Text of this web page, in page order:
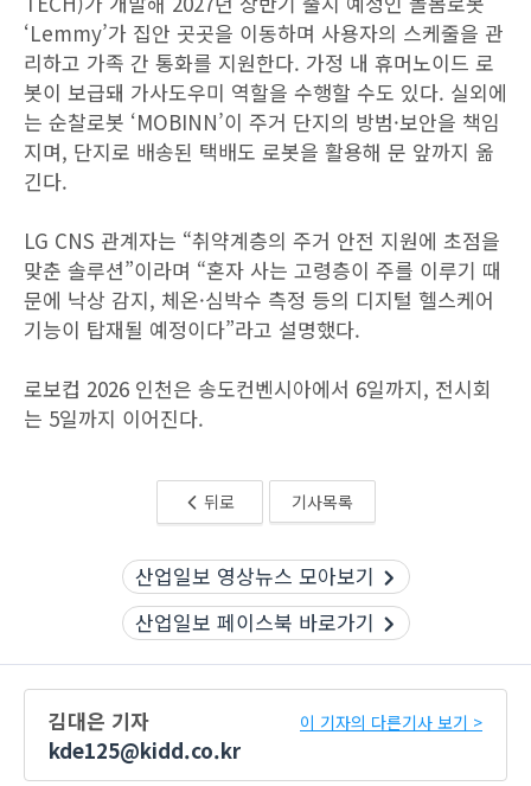
‘Lemmy’가 집안 곳곳을 이동하며 사용자의 스케줄을 관
리하고 가족 간 통화를 지원한다. 가정 내 휴머노이드 로
봇이 보급돼 가사도우미 역할을 수행할 수도 있다. 실외에
는 순찰로봇 ‘MOBINN’이 주거 단지의 방범·보안을 책임
지며, 단지로 배송된 택배도 로봇을 활용해 문 앞까지 옮
긴다.
LG CNS 관계자는 “취약계층의 주거 안전 지원에 초점을
맞춘 솔루션”이라며 “혼자 사는 고령층이 주를 이루기 때
문에 낙상 감지, 체온·심박수 측정 등의 디지털 헬스케어
기능이 탑재될 예정이다”라고 설명했다.
로보컵 2026 인천은 송도컨벤시아에서 6일까지, 전시회
는 5일까지 이어진다.
뒤로 기사목록
산업일보 영상뉴스 모아보기
산업일보 페이스북 바로가기
김대은 기자
kde125@kidd.co.kr
이 기자의 다른기사 보기 >